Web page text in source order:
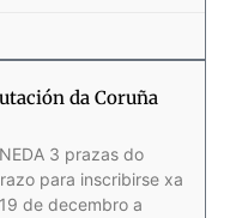
da Coruña
3 prazas do
para inscribirse xa
de decembro a